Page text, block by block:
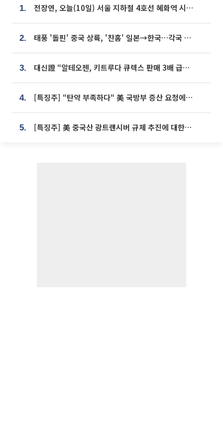
1. 전장연, 오늘(10일) 서울 지하철 4호선 혜화역 시위…1호선 용산역 무정차
2. 태풍 '돌핀' 중국 상륙, '찬홈' 일본→한국…각국 기상청 예상 경로는?
3. 대신證 “알테오젠, 키트루다 큐렉스 판매 3배 급증…목표가 41만원 상향”
4. [특징주] “탄약 부족하다“ 美 국방부 증산 요청에⋯국내 방산주 급등세
5. [특징주] 美 중국산 광트랜시버 규제 추진에 대한광통신 등 광통신株 강세